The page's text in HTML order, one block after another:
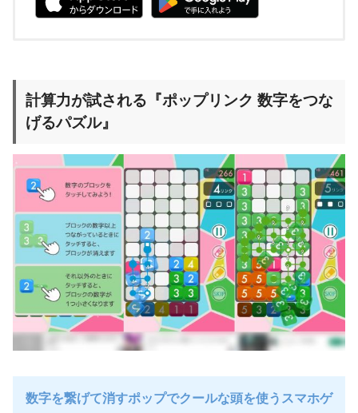
計算力が試される『ポップリンク 数字をつな
げるパズル』
数字を繋げて消すポップでクールな頭を使うスマホゲ